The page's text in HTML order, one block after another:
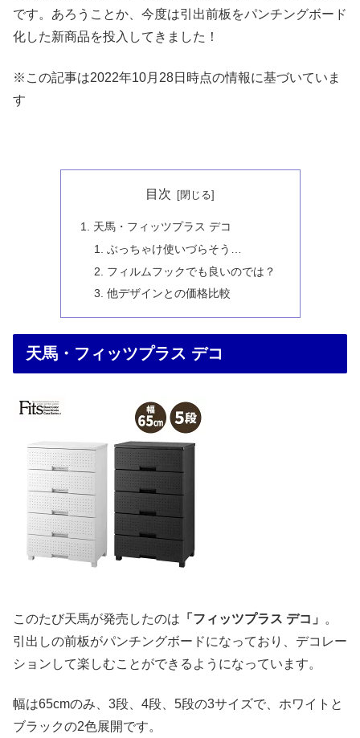
です。あろうことか、今度は引出前板をパンチングボード
化した新商品を投入してきました！
※この記事は2022年10月28日時点の情報に基づいていま
す
目次
天馬・フィッツプラス デコ
ぶっちゃけ使いづらそう…
フィルムフックでも良いのでは？
他デザインとの価格比較
天馬・フィッツプラス デコ
このたび天馬が発売したのは 「フィッツプラス デコ」
。
引出しの前板がパンチングボードになっており、デコレー
ションして楽しむことができるようになっています。
幅は65cmのみ、3段、4段、5段の3サイズで、ホワイトと
ブラックの2色展開です。